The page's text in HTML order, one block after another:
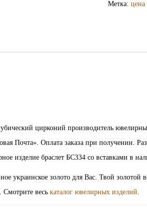
Метка: цена
цирконий производитель
Почта». Оплата заказа при получении.
изделие браслет БС334 со вставками в
украинское золото для Вас. Твой
весь каталог ювелирных изделий.